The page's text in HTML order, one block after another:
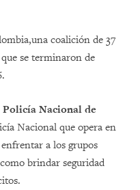
coalición de 37
se terminaron de
Nacional de
Nacional que opera en
a los grupos
brindar seguridad